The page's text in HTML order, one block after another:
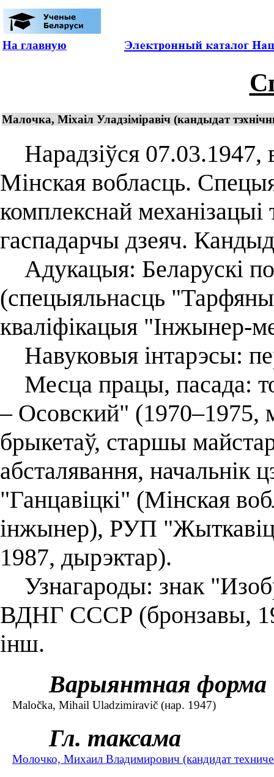
На главную
Малочка, Міхаіл Уладзіміравіч (кандыдат
Нарадзіўся 07.03.1947,
Мінская вобласць.
комплекснай
гаспадарчы дзеяч.
Адукацыя: Беларускі
(спецыяльнасць
кваліфікацыя "Інжынер-
Навуковыя інтарэсы:
Месца працы, пасада:
– Осовский" (1970–1975,
брыкетаў, старшы
абсталявання, начальнік
"Ганцавіцкі" (Мінская
інжынер), РУП
1987, дырэктар).
Узнагароды: знак
ВДНГ СССР (бронзавы,
інш.
Варыянтная форма
Maločka, Mihail Uladzimiravič (нар. 1947)
Гл. таксама
Молочко, Михаил Владимирович (кандидат